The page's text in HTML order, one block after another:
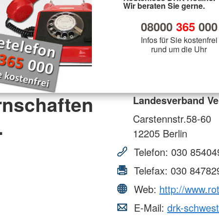
Wir beraten Sie gerne.
08000 365000
Infos für Sie kostenfrei
rund um die Uhr
Landesverband
Carstennstr.58-60
12205 Berlin
Telefon: 030
Telefax: 030
Web: http://
E-Mail: drk-